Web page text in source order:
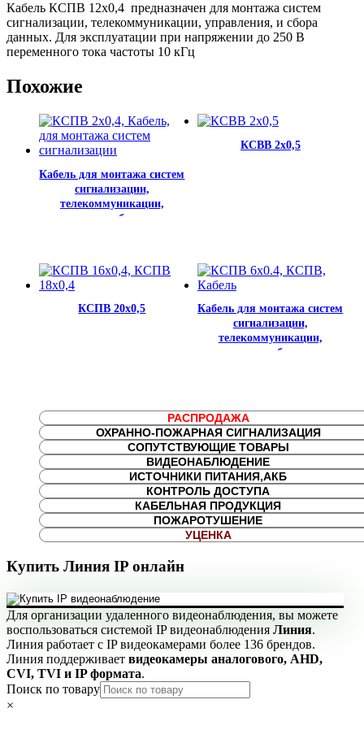
Кабель КСПВ 12х0,4 предназначен для монтажа систем
сигнализации, телекоммуникации, управления, и сбора
данных. Для эксплуатации при напряжении до 250 В
переменного тока частоты 10 кГц
Похожие
Кабель для монтажа систем
сигнализации,
телекоммуникации,
управления и сбора данных
КСВВ 2х0,5
КСПВ 20х0,5
Кабель для монтажа систем
сигнализации,
телекоммуникации,
управления и сбора данных
РАСПРОДАЖА
ОХРАННО-ПОЖАРНАЯ СИГНАЛИЗАЦИЯ
СОПУТСТВУЮЩИЕ ТОВАРЫ
ВИДЕОНАБЛЮДЕНИЕ
ИСТОЧНИКИ ПИТАНИЯ,АКБ
КОНТРОЛЬ ДОСТУПА
КАБЕЛЬНАЯ ПРОДУКЦИЯ
ПОЖАРОТУШЕНИЕ
УЦЕНКА
Купить Линия IP онлайн
Для организации удаленного видеонаблюдения, вы можете
воспользоваться системой IP видеонаблюдения Линия.
Линия работает с IP видеокамерами более 136 брендов.
Линия поддерживает видеокамеры аналогового, AHD,
CVI, TVI и IP формата.
Поиск по товару
×